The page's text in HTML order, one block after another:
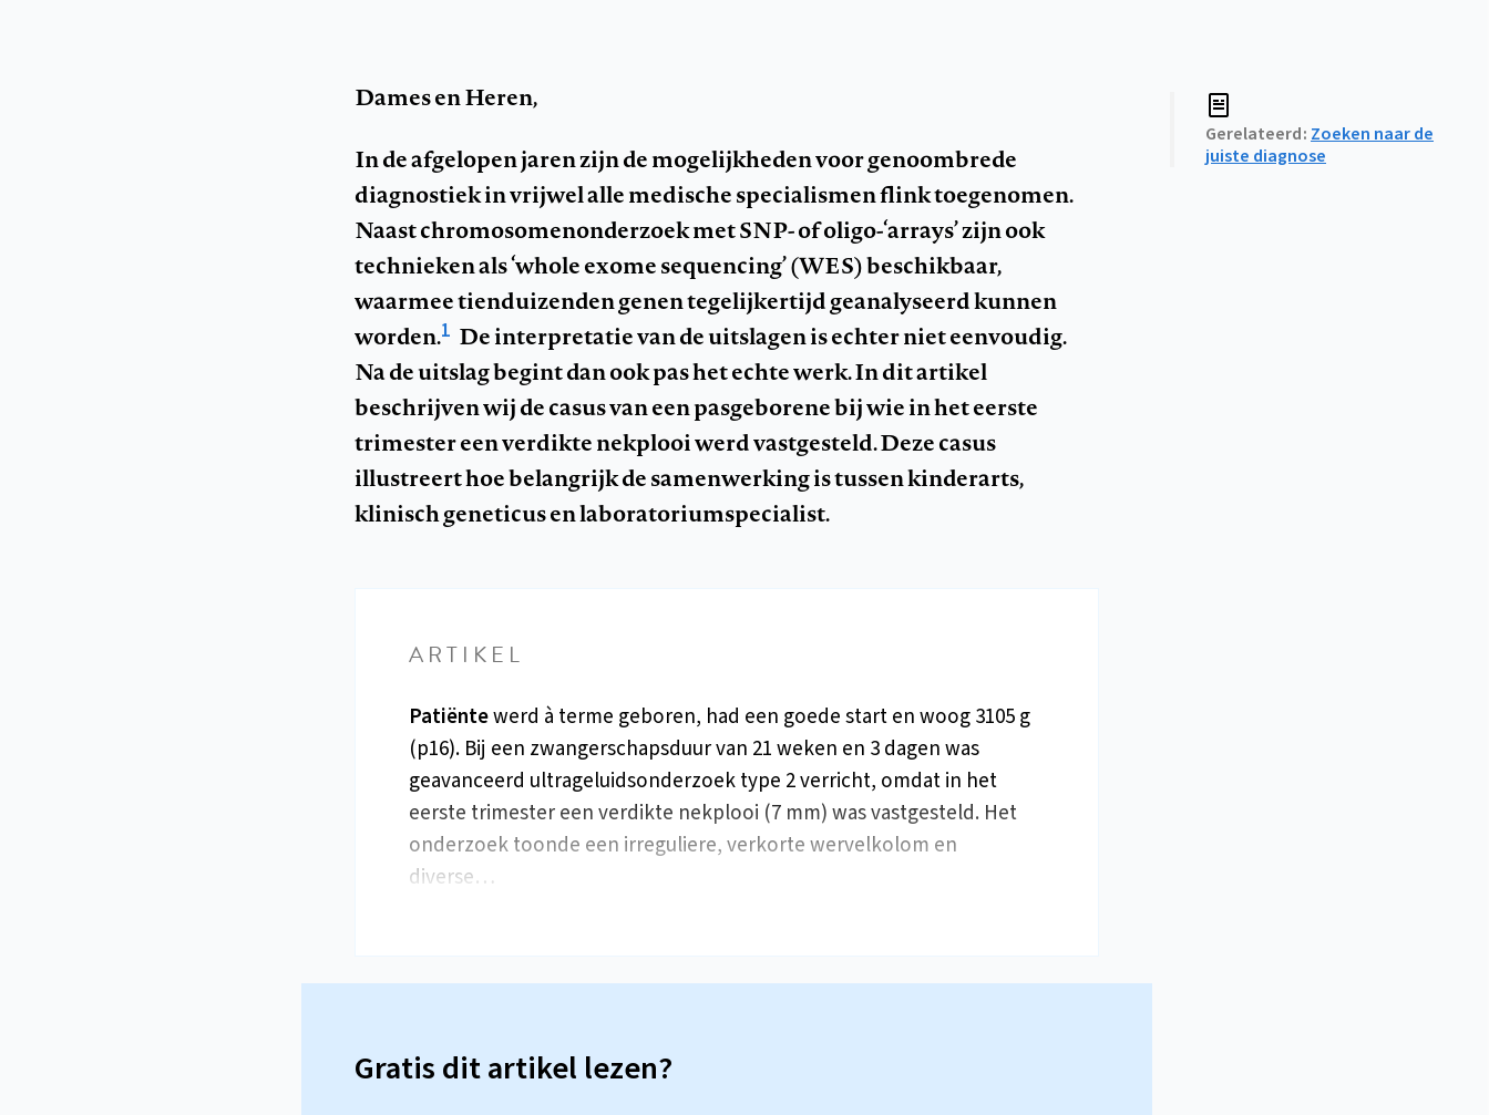
Dames en Heren,
In de afgelopen jaren zijn de mogelijkheden voor genoombrede
diagnostiek in vrijwel alle medische specialismen flink toegenomen.
Naast chromosomenonderzoek met SNP- of oligo-‘arrays’ zijn ook
technieken als ‘whole exome sequencing’ (WES) beschikbaar,
waarmee tienduizenden genen tegelijkertijd geanalyseerd kunnen
worden.1 De interpretatie van de uitslagen is echter niet eenvoudig.
Na de uitslag begint dan ook pas het echte werk. In dit artikel
beschrijven wij de casus van een pasgeborene bij wie in het eerste
trimester een verdikte nekplooi werd vastgesteld. Deze casus
illustreert hoe belangrijk de samenwerking is tussen kinderarts,
klinisch geneticus en laboratoriumspecialist.
ARTIKEL
Patiëntewerd à terme geboren, had een goede start en woog 3105 g
(p16). Bij een zwangerschapsduur van 21 weken en 3 dagen was
geavanceerd ultrageluidsonderzoek type 2 verricht, omdat in het
eerste trimester een verdikte nekplooi (7 mm) was vastgesteld. Het
onderzoek toonde een irreguliere, verkorte wervelkolom en
diverse…
Gratis dit artikel lezen?
Gerelateerd Zoeken naar de
juiste diagnose